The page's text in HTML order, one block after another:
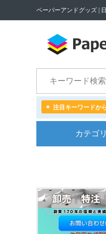
ペーパーアンドグッズ |
注目キーワードか
カテゴ